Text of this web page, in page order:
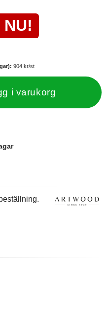
904 kr/st
i varukorg